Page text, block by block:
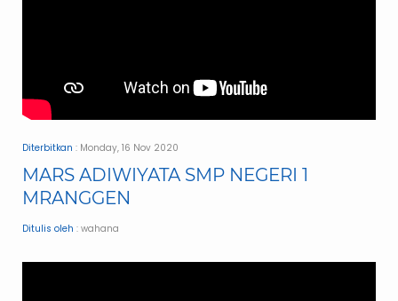
Diterbitkan : Monday, 16 Nov 2020
MARS ADIWIYATA SMP NEGERI 1
MRANGGEN
Ditulis oleh : wahana